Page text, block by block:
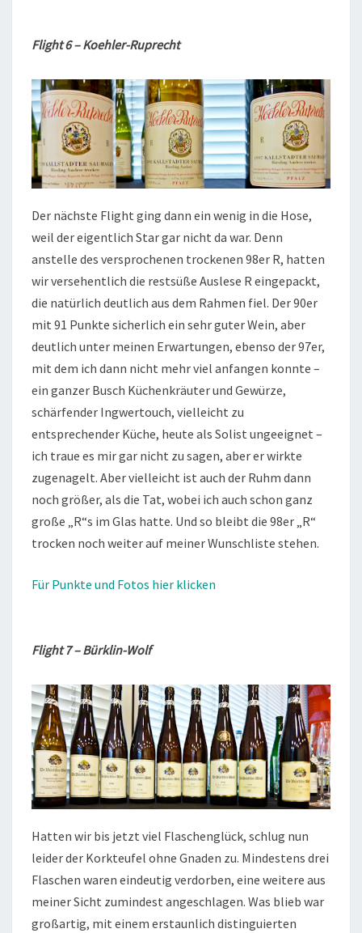
Flight 6 – Koehler-Ruprecht
Der nächste Flight ging dann ein wenig in die Hose,
weil der eigentlich Star gar nicht da war. Denn
anstelle des versprochenen trockenen 98er R, hatten
wir versehentlich die restsüße Auslese R eingepackt,
die natürlich deutlich aus dem Rahmen fiel. Der 90er
mit 91 Punkte sicherlich ein sehr guter Wein, aber
deutlich unter meinen Erwartungen, ebenso der 97er,
mit dem ich dann nicht mehr viel anfangen konnte –
ein ganzer Busch Küchenkräuter und Gewürze,
schärfender Ingwertouch, vielleicht zu
entsprechender Küche, heute als Solist ungeeignet –
ich traue es mir gar nicht zu sagen, aber er wirkte
zugenagelt. Aber vielleicht ist auch der Ruhm dann
noch größer, als die Tat, wobei ich auch schon ganz
große „R“s im Glas hatte. Und so bleibt die 98er „R“
trocken noch weiter auf meiner Wunschliste stehen.
Für Punkte und Fotos hier klicken
Flight 7 – Bürklin-Wolf
Hatten wir bis jetzt viel Flaschenglück, schlug nun
leider der Korkteufel ohne Gnaden zu. Mindestens drei
Flaschen waren eindeutig verdorben, eine weitere aus
meiner Sicht zumindest angeschlagen. Was blieb war
großartig, mit einem erstaunlich distinguierten